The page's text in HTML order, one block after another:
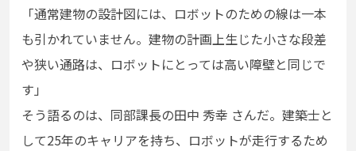
「通常建物の設計図には、ロボットのための線は一本
も引かれていません。建物の計画上生じた小さな段差
や狭い通路は、ロボットにとっては高い障壁と同じで
す」
そう語るのは、同部課長の田中 秀幸 さんだ。建築士と
して25年のキャリアを持ち、ロボットが走行するため